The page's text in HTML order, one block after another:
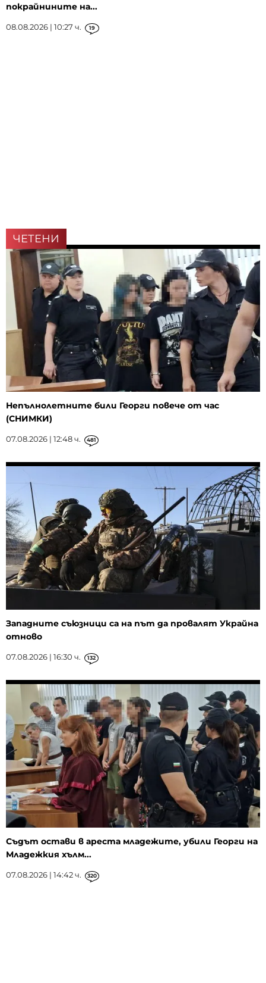
покрайнините на...
08.08.2026 | 10:27 ч. 19
ЧЕТЕНИ
Непълнолетните били Георги повече от час
(СНИМКИ)
07.08.2026 | 12:48 ч. 481
Западните съюзници са на път да провалят Украйна
отново
07.08.2026 | 16:30 ч. 132
Съдът остави в ареста младежите, убили Георги на
Младежкия хълм...
07.08.2026 | 14:42 ч. 320